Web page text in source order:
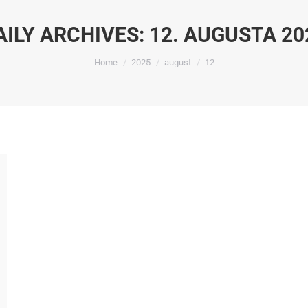
ARCHIVES: 12. AUGUSTA
You are here:
Home 2025 august 12